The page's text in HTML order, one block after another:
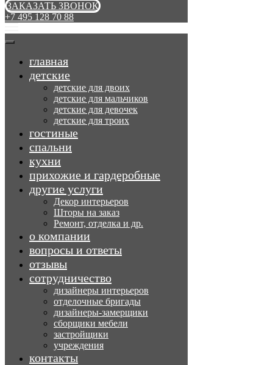
ЗАКАЗАТЬ ЗВОНОК
+7 495 128 70 88
главная
детские
детские для двоих
детские для мальчиков
детские для девочек
детские для троих
гостиные
спальни
кухни
прихожие и гардеробные
другие услуги
Декор интерьеров
Шторы на заказ
Ремонт, отделка и др.
о компании
вопросы и ответы
отзывы
сотрудничество
дизайнеры интерьеров
отделочные бригады
дизайнеры-замерщики
сборщики мебели
застройщики
учреждения
контакты